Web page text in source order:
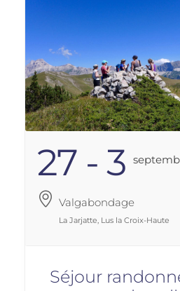
27- 3
Valgabondage
La Jarjatte, Lus la Croix-Haute
Séjour